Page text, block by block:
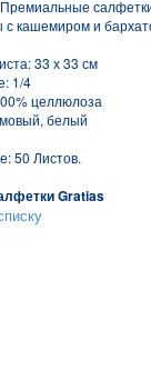
с кашемиром и
33 х 33 см
1/4
целлюлоза
белый
50 Листов.
Gratias